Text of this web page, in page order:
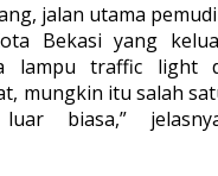
jalan utama
Bekasi yang
lampu traffic light
mungkin itu salah
biasa,”